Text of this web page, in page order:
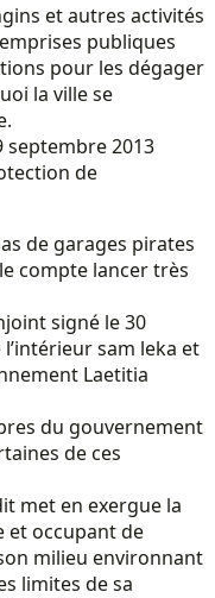
et autres activités
publiques
pour les dégager
la ville se
septembre 2013
de
de garages pirates
compte lancer très
signé le 30
sam leka et
Laetitia
du gouvernement
de ces
met en exergue la
et occupant de
milieu environnant
limites de sa